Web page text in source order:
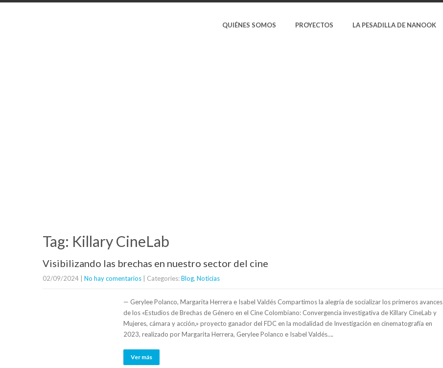
QUIÉNES SOMOS PROYECTOS LA PESADILLA DE NANOOK
Tag: Killary CineLab
Visibilizando las brechas en nuestro sector del cine
02/09/2024 No hay comentarios | Categories:Blog, Noticias
— Gerylee Polanco, Margarita Herrera e Isabel Valdés Compartimos la alegría de socializar los primeros avances
de los «Estudios de Brechas de Género en el Cine Colombiano: Convergencia investigativa de Killary CineLab y
Mujeres, cámara y acción,» proyecto ganador del FDC en la modalidad de Investigación en cinematografía en
2023, realizado por Margarita Herrera, Gerylee Polanco e Isabel Valdés….
Ver más